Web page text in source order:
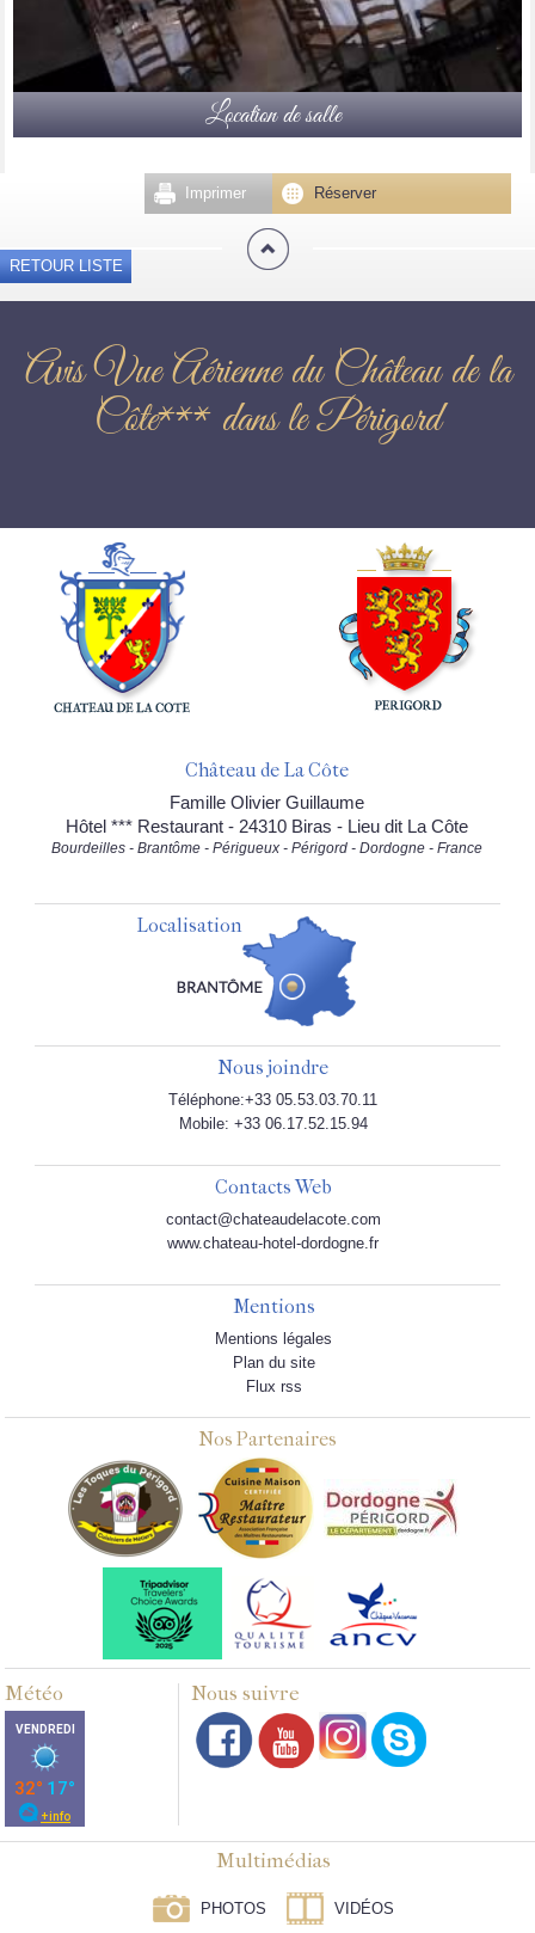
Location de salle
Réserver
Imprimer
RETOUR LISTE
Avis Vue Aérienne du Château de la
Côte*** dans le Périgord
Château de La Côte
Famille Olivier Guillaume
Hôtel *** Restaurant - 24310 Biras - Lieu dit La Côte
Bourdeilles - Brantôme - Périgueux - Périgord - Dordogne - France
Localisation
Nous joindre
Téléphone:+33 05.53.03.70.11
Mobile: +33 06.17.52.15.94
Contacts Web
contact@chateaudelacote.com
www.chateau-hotel-dordogne.fr
Mentions
Mentions légales
Plan du site
Flux rss
Nos Partenaires
Météo Nous suivre
Multimédias
PHOTOS VIDÉOS